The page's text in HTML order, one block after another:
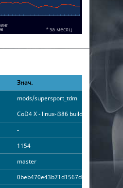
Знач.
mods/supersport_tdm
CoD4 X - linux-i386 build 1154 May 1
-
1154
master